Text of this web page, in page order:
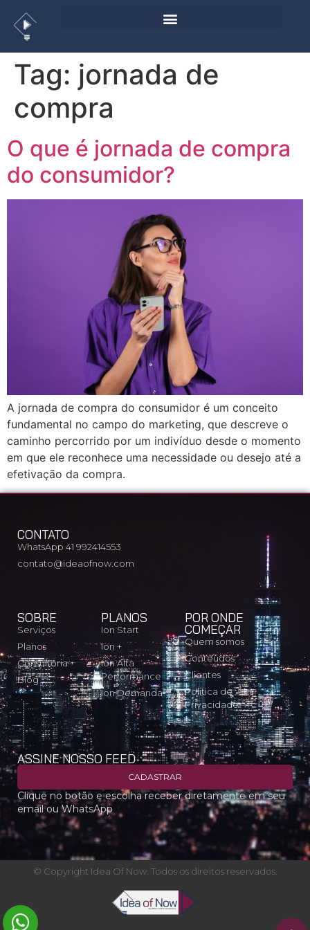
Tag: jornada de
compra
O que é jornada de compra
do consumidor?
A jornada de compra do consumidor é um conceito
fundamental no campo do marketing, que descreve o
caminho percorrido por um indivíduo desde o momento
em que ele reconhece uma necessidade ou desejo até a
efetivação da compra.
CONTATO
WhatsApp 41 992414553
contato@ideaofnow.com
SOBRE
Serviços
Planos
Consultoria
Blog
PLANOS
Ion Start
Ion +
Ion Alta
Performance
Ion Demanda
POR ONDE
COMEÇAR
Quem somos
Conteúdos
Clientes
Política de
Privacidade
ASSINE NOSSO FEED
CADASTRAR
Clique no botão e escolha receber diretamente em seu
email ou WhatsApp
© Copyright Idea Of Now. Todos os direitos reservados.